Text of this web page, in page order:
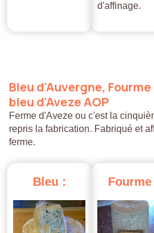
d'affinage.
Bleu d'Auvergne, Fourme
bleu d'AvezeAOP
Ferme d'Aveze ou c'est la
repris la fabrication. Fabriqué et
ferme.
Bleu : Fourme